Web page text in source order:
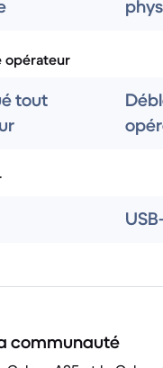
opérateur
tout
communauté